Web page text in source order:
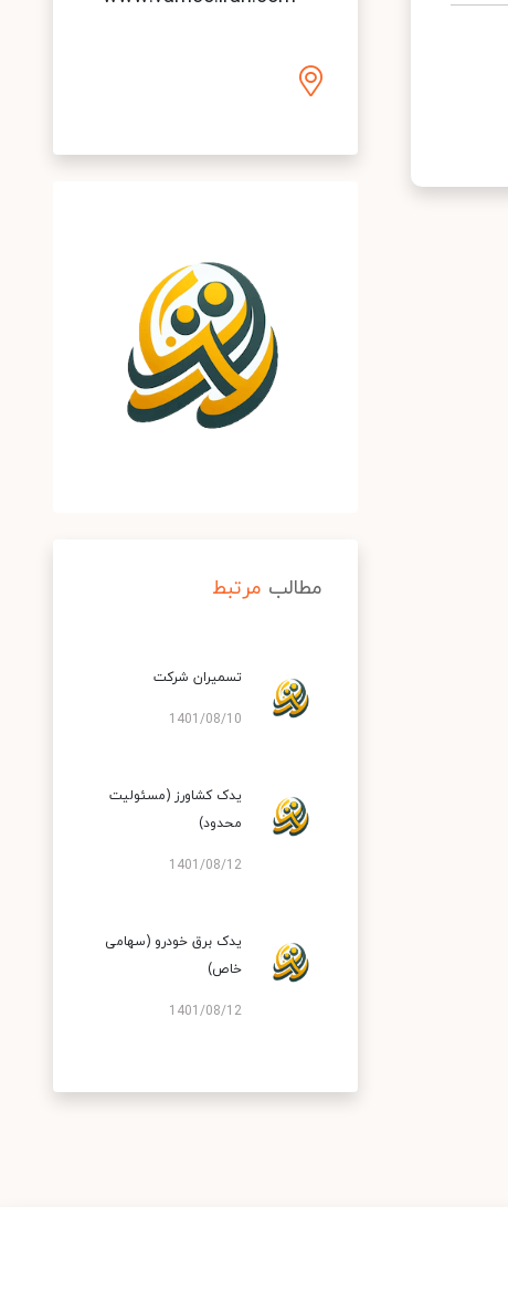
مطالب مرتبط
تسمیران شرکت
1401/08/10
یدک کشاورز (مسئولیت
محدود)
1401/08/12
یدک برق خودرو (سهامی
خاص)
1401/08/12